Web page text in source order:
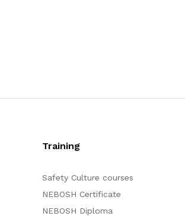
Training
Safety Culture courses
NEBOSH Certificate
NEBOSH Diploma